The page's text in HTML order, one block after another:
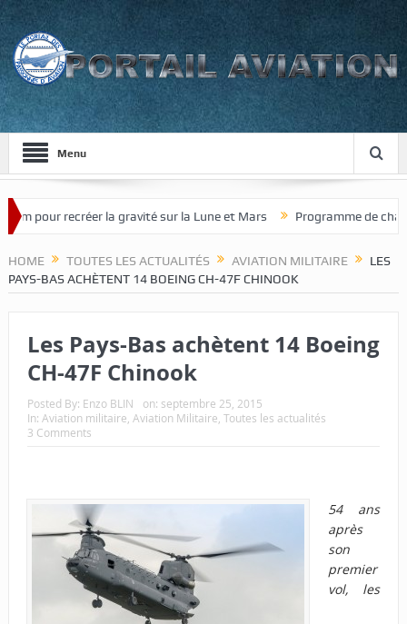
Menu
pour recréer la gravité sur la Lune et Mars Programme de
HOME TOUTES LES ACTUALITÉS AVIATION MILITAIRE
LES
PAYS-BAS ACHÈTENT 14 BOEING CH-47F CHINOOK
Les Pays-Bas achètent 14 Boeing
CH-47F Chinook
Posted By: Enzo BLIN on: septembre 25, 2015
In: Aviation militaire Aviation Militaire Toutes les actualités
3 Comments
54 ans
après
son
premier
vol, les